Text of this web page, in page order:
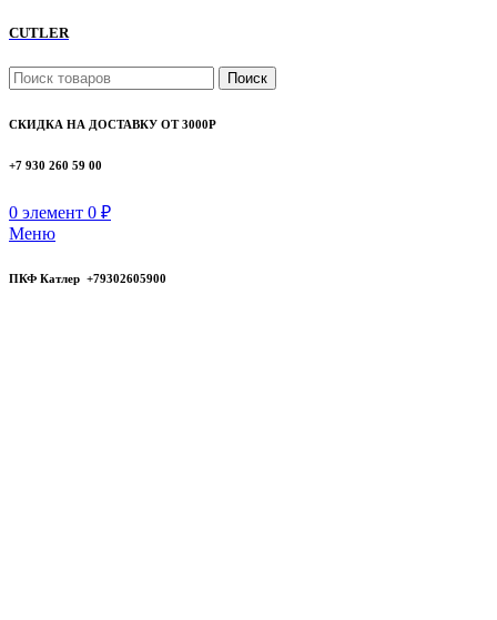
CUTLER
Поиск
СКИДКА НА ДОСТАВКУ ОТ 3000Р
+7 930 260 59 00
0 элемент 0 ₽
Меню
ПКФ Катлер +79302605900